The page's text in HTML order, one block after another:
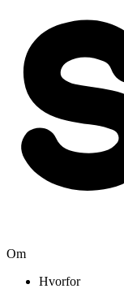
Om
Hvorfor